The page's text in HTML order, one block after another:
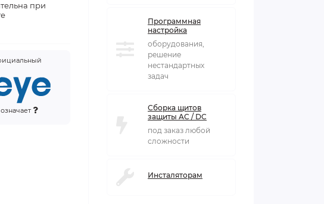
при
Программная
настройка
оборудования,
решение
нестандартных
задач
Сборка щитов
защиты AC / DC
под заказ любой
сложности
Инсталяторам